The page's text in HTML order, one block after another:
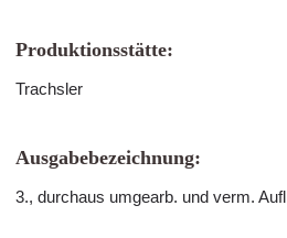
Produktionsstätte:
Trachsler
Ausgabebezeichnung:
3., durchaus umgearb. und verm. Aufl